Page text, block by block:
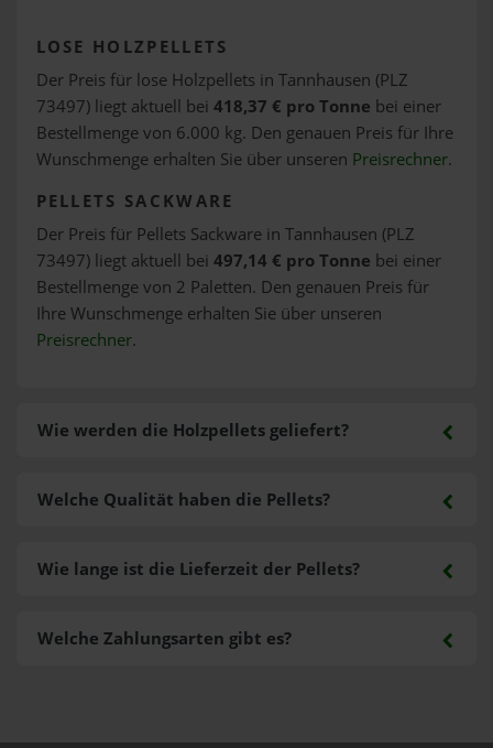
LOSE HOLZPELLETS
Der Preis für lose Holzpellets in Tannhausen (PLZ
73497) liegt aktuell bei 418,37 € pro Tonne bei einer
Bestellmenge von 6.000 kg. Den genauen Preis für Ihre
Wunschmenge erhalten Sie über unseren Preisrechner.
PELLETS SACKWARE
Der Preis für Pellets Sackware in Tannhausen (PLZ
73497) liegt aktuell bei 497,14 € pro Tonne bei einer
Bestellmenge von 2 Paletten. Den genauen Preis für
Ihre Wunschmenge erhalten Sie über unseren
Preisrechner.
Wie werden die Holzpellets geliefert?
Welche Zahlungsarten gibt es?
Welche Qualität haben die Pellets?
Wie lange ist die Lieferzeit der Pellets?